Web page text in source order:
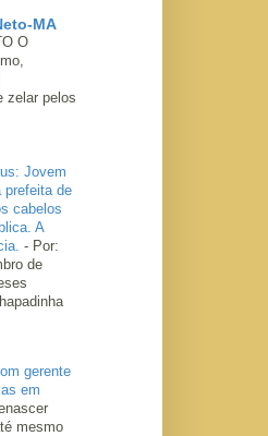
MA
O
zelar pelos
Jovem
prefeita de
cabelos
A
- Por:
de
gerente
em
mesmo